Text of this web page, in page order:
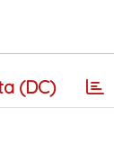
(DC)